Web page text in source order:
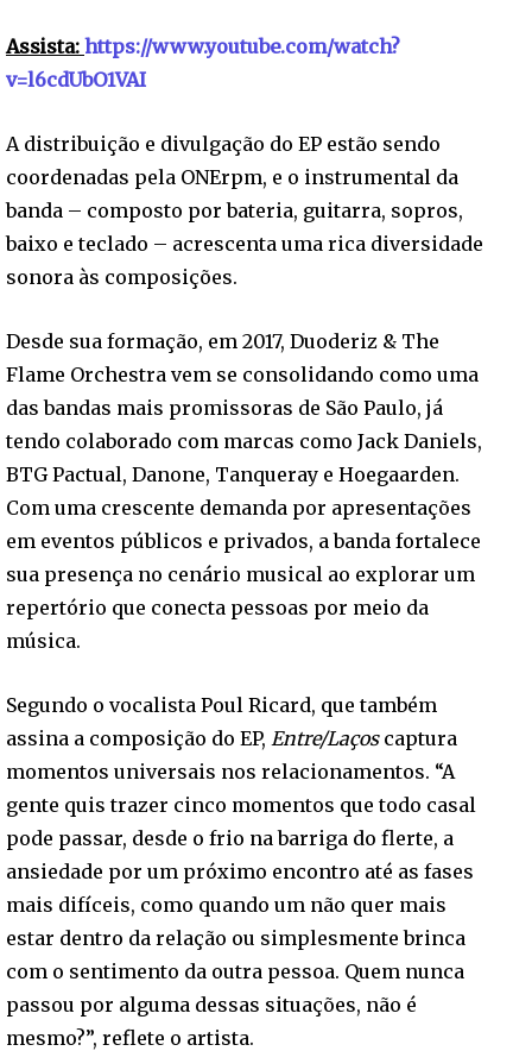
Assista: https://www.youtube.com/watch?
v=l6cdUbO1VAI
A distribuição e divulgação do EP estão sendo
coordenadas pela ONErpm, e o instrumental da
banda – composto por bateria, guitarra, sopros,
baixo e teclado – acrescenta uma rica diversidade
sonora às composições.
Desde sua formação, em 2017, Duoderiz & The
Flame Orchestra vem se consolidando como uma
das bandas mais promissoras de São Paulo, já
tendo colaborado com marcas como Jack Daniels,
BTG Pactual, Danone, Tanqueray e Hoegaarden.
Com uma crescente demanda por apresentações
em eventos públicos e privados, a banda fortalece
sua presença no cenário musical ao explorar um
repertório que conecta pessoas por meio da
música.
Segundo o vocalista Poul Ricard, que também
assina a composição do EP, Entre/Laçoscaptura
momentos universais nos relacionamentos. “A
gente quis trazer cinco momentos que todo casal
pode passar, desde o frio na barriga do flerte, a
ansiedade por um próximo encontro até as fases
mais difíceis, como quando um não quer mais
estar dentro da relação ou simplesmente brinca
com o sentimento da outra pessoa. Quem nunca
passou por alguma dessas situações, não é
mesmo?”, reflete o artista.